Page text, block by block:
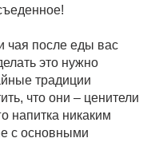
чая после еды вас
это нужно
традиции
что они – ценители
напитка никаким
с основными